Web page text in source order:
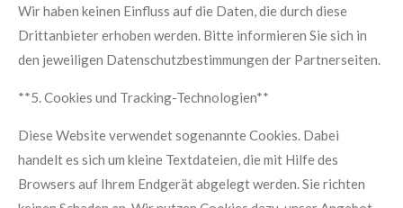
Wir haben keinen Einfluss auf die Daten, die durch diese
Drittanbieter erhoben werden. Bitte informieren Sie sich in
den jeweiligen Datenschutzbestimmungen der Partnerseiten.
**5. Cookies und Tracking-Technologien**
Diese Website verwendet sogenannte Cookies. Dabei
handelt es sich um kleine Textdateien, die mit Hilfe des
Browsers auf Ihrem Endgerät abgelegt werden. Sie richten